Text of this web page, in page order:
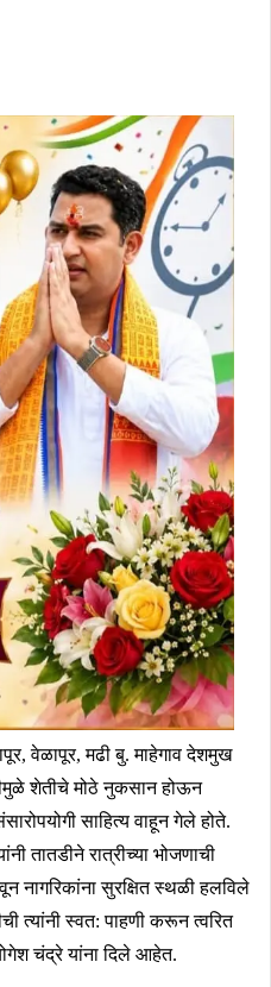
वेळापूर, मढी बु. माहेगाव देशमुख
शेतीचे मोठे नुकसान होऊन
साहित्य वाहून गेले होते.
तातडीने रात्रीच्या भोजणाची
नागरिकांना सुरक्षित स्थळी हलविले
त्यांनी स्वत: पाहणी करून त्वरित
चंद्रे यांना दिले आहेत.